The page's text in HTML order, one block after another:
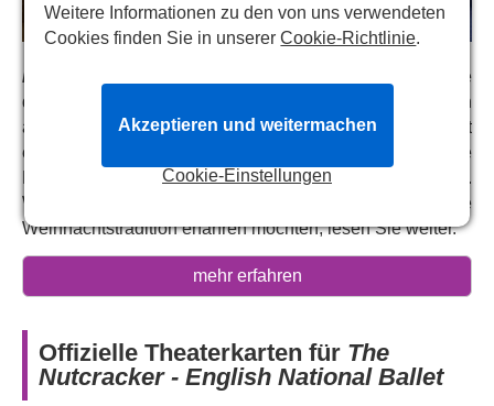
Das Ballett „Der Nussknacker“
ist seit seiner Premiere
durch das English National Ballet im Jahr 1950 ein
absoluter Publikumsmagnet in der Weihnachtszeit. Es ist
ein Genuss für die ganze Familie und wird ab Mitte
Dezember im prächtigen London Coliseum aufgeführt.
Wenn Sie mehr über diese zauberhafte
Weihnachtstradition erfahren möchten, lesen Sie weiter.
Stellen Sie sich vor, Sie erleben über 100 Tänzer und
Musiker auf der Bühne, die den Nussknacker mit ihren
Tschaikowskys wunderschöner, live gespielter Musik zum
Leben erwecken! Ein wahrhaft beeindruckendes
Erlebnis. Wenn unsere Heldin und ihre mutige
mehr erfahren
Offizielle Theaterkarten für The
Nutcracker - English National Ballet
Weitere Informationen zu den von uns verwendeten
Cookies finden Sie in unsererCookie-Richtlinie.
Cookie-Einstellungen
Akzeptieren und weitermachen